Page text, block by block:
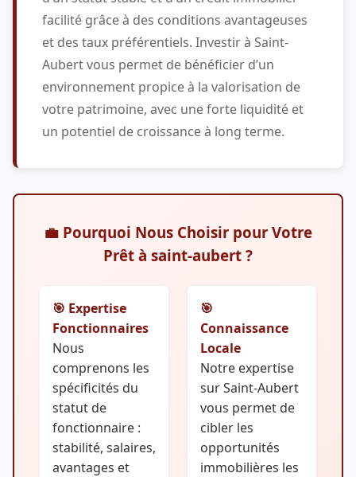
facilité grâce à des conditions avantageuses
et des taux préférentiels. Investir à Saint-
Aubert vous permet de bénéficier d’un
environnement propice à la valorisation de
votre patrimoine, avec une forte liquidité et
un potentiel de croissance à long terme.
💼 Pourquoi Nous Choisir pour Votre
Prêt à saint-aubert ?
🎯 Expertise
Fonctionnaires
Nous
comprenons les
spécificités du
statut de
fonctionnaire :
stabilité, salaires,
avantages et
🎯
Connaissance
Locale
Notre expertise
sur Saint-Aubert
vous permet de
cibler les
opportunités
immobilières les